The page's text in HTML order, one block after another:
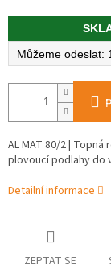
Měrná
AL MAT 80/2 |
plovoucí podlahy do
Detailní informace
ZEPTAT SE